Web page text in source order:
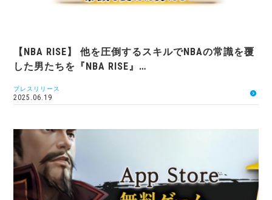
【NBA RISE】 他を圧倒するスキルでNBAの常識を覆
した男たちを『NBA RISE』…
プレスリリース
2025.06.19